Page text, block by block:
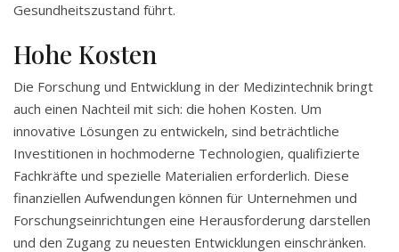
Gesundheitszustand führt.
Hohe Kosten
Die Forschung und Entwicklung in der Medizintechnik bringt
auch einen Nachteil mit sich: die hohen Kosten. Um
innovative Lösungen zu entwickeln, sind beträchtliche
Investitionen in hochmoderne Technologien, qualifizierte
Fachkräfte und spezielle Materialien erforderlich. Diese
finanziellen Aufwendungen können für Unternehmen und
Forschungseinrichtungen eine Herausforderung darstellen
und den Zugang zu neuesten Entwicklungen einschränken.